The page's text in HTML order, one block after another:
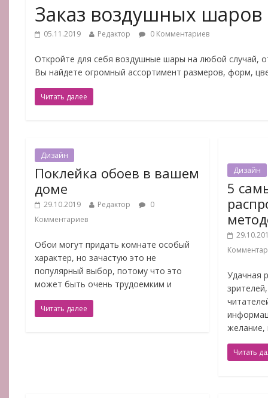
Заказ воздушных шаров
05.11.2019 Редактор 0 Комментариев
Откройте для себя воздушные шары на любой случай,
Вы найдете огромный ассортимент размеров, форм,
Читать далее
Дизайн
Поклейка обоев в вашем
доме
29.10.2019 Редактор
0
Комментариев
Обои могут придать комнате особый
характер, но зачастую это не
популярный выбор, потому что это
может быть очень трудоемким и
Читать далее
Дизайн
5
Удачная
желание,
Читать